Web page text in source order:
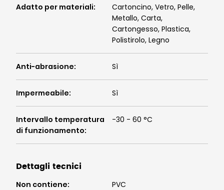
Adatto per materiali:
Cartoncino, Vetro, Pelle,
Metallo, Carta,
Cartongesso, Plastica,
Polistirolo, Legno
Anti-abrasione: Sì
Impermeabile: Sì
Intervallo temperatura
di funzionamento:
-30 - 60 °C
Dettagli tecnici
Non contiene: PVC